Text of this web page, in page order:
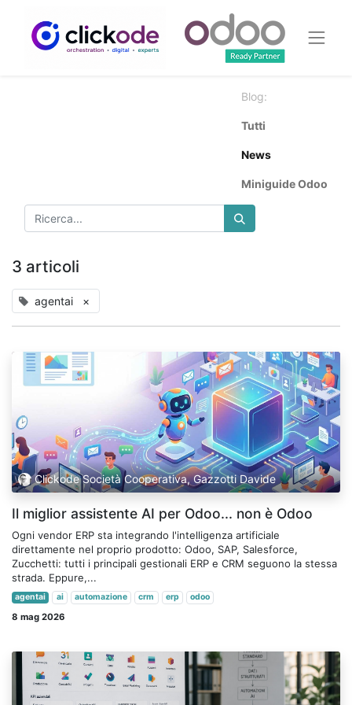
Blog:
Tutti
News
Miniguide Odoo
3 articoli
agentai ×
Clickode Società Cooperativa, Gazzotti Davide
Il miglior assistente AI per Odoo... non è Odoo
Ogni vendor ERP sta integrando l'intelligenza artificiale
direttamente nel proprio prodotto: Odoo, SAP, Salesforce,
Zucchetti: tutti i principali gestionali ERP e CRM seguono la stessa
strada. Eppure,...
agentai ai automazione crm erp odoo
8 mag 2026